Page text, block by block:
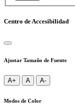
Centro de Accesibilidad
Ajustar Tamaño de Fuente
A+ A A-
Modos de Color